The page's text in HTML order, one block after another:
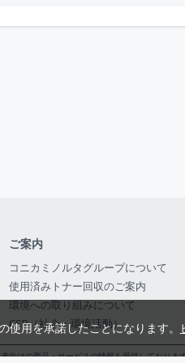
ご案内
コニカミノルタグループについて
使用済みトナー回収のご案内
環境への取り組みについて
CSR（社会・環境活動）
向けの商品・サービスの情報を提供しておりま
用を承諾したことになります。